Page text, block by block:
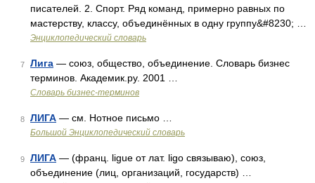
писателей. 2. Спорт. Ряд команд, примерно равных по
мастерству, классу, объединённых в одну группу&#8230; …
Энциклопедический словарь
7 Лига — союз, общество, объединение. Словарь бизнес
терминов. Академик.ру. 2001 …
Словарь бизнес-терминов
8 ЛИГА — см. Нотное письмо …
Большой Энциклопедический словарь
9 ЛИГА — (франц. ligue от лат. ligo связываю), союз,
объединение (лиц, организаций, государств) …